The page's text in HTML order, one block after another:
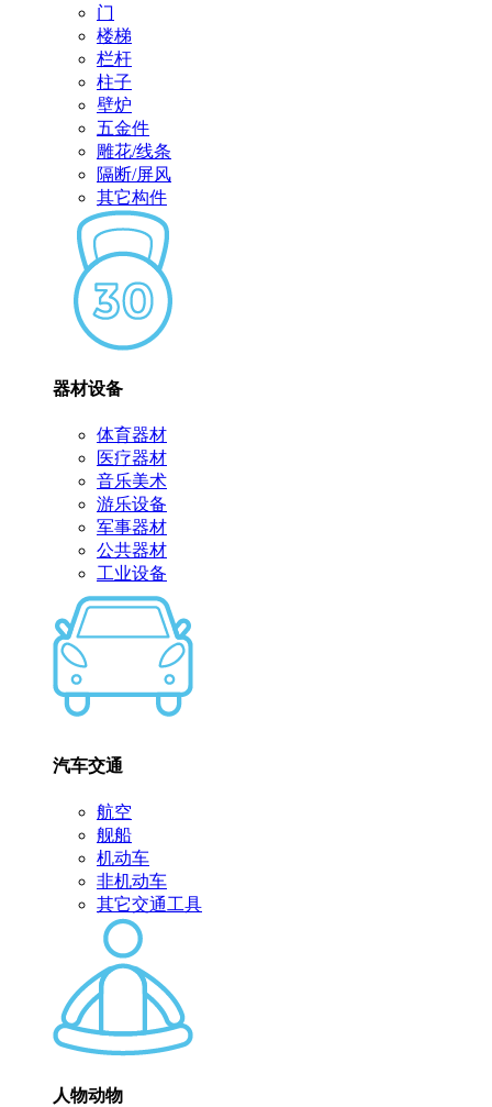
门
楼梯
栏杆
柱子
壁炉
五金件
雕花/线条
隔断/屏风
其它构件
器材设备
体育器材
医疗器材
音乐美术
游乐设备
军事器材
公共器材
工业设备
汽车交通
航空
舰船
机动车
非机动车
其它交通工具
人物动物